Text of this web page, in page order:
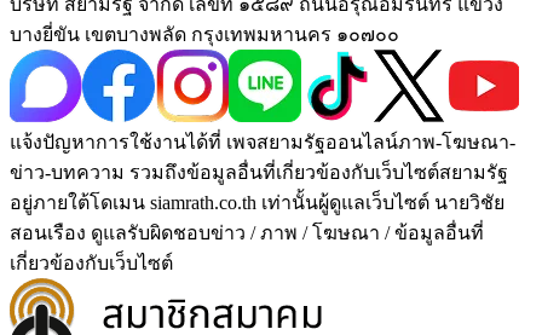
บางยี่ขัน เขตบางพลัด กรุงเทพมหานคร ๑๐๗๐๐
แจ้งปัญหาการใช้งานได้ที่ เพจสยามรัฐออนไลน์ภาพ-โฆษณา-
ข่าว-บทความ รวมถึงข้อมูลอื่นที่เกี่ยวข้องกับเว็บไซต์สยามรัฐ
อยู่ภายใต้โดเมน siamrath.co.th เท่านั้นผู้ดูแลเว็บไซต์ นายวิชัย
สอนเรือง ดูแลรับผิดชอบข่าว / ภาพ / โฆษณา / ข้อมูลอื่นที่
เกี่ยวข้องกับเว็บไซต์